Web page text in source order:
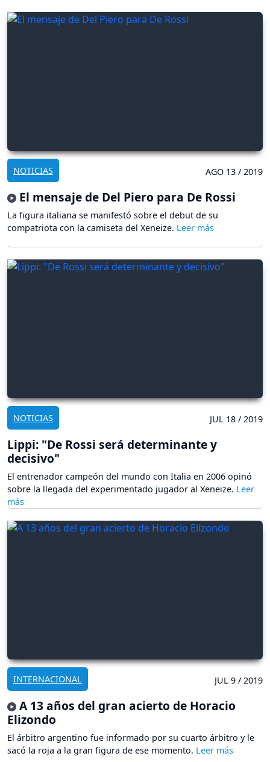
NOTICIAS AGO 13 / 2019
El mensaje de Del Piero para De Rossi
La figura italiana se manifestó sobre el debut de su
compatriota con la camiseta del Xeneize.
NOTICIAS JUL 18 / 2019
Lippi: "De Rossi será determinante y
decisivo"
El entrenador campeón del mundo con Italia en 2006 opinó
sobre la llegada del experimentado jugador al Xeneize.
INTERNACIONAL JUL 9 / 2019
A 13 años del gran acierto de Horacio
Elizondo
El árbitro argentino fue informado por su cuarto árbitro y le
sacó la roja a la gran figura de ese momento.